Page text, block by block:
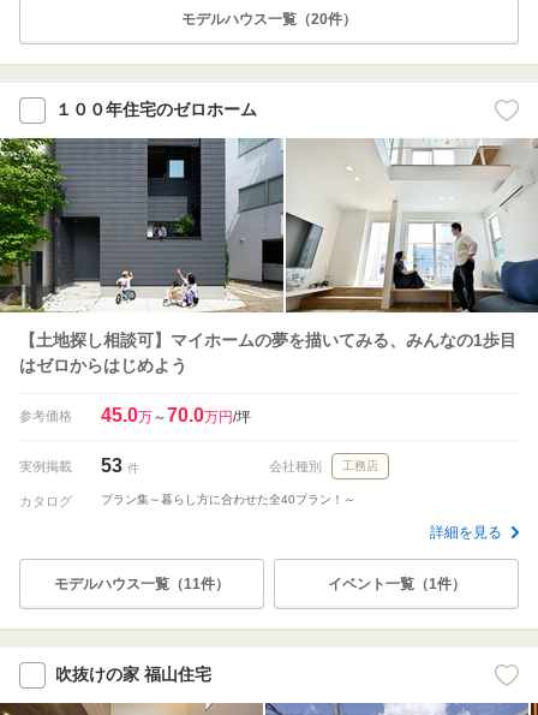
モデルハウス一覧（20件）
１００年住宅のゼロホーム
【土地探し相談可】マイホームの夢を描いてみる、みんなの1歩目
はゼロからはじめよう
参考価格 45.0万～70.0万円/坪
実例掲載 53 件 会社種別 工務店
カタログ プラン集～暮らし方に合わせた全40プラン！～
詳細を見る
モデルハウス一覧（11件） イベント一覧（1件）
吹抜けの家 福山住宅